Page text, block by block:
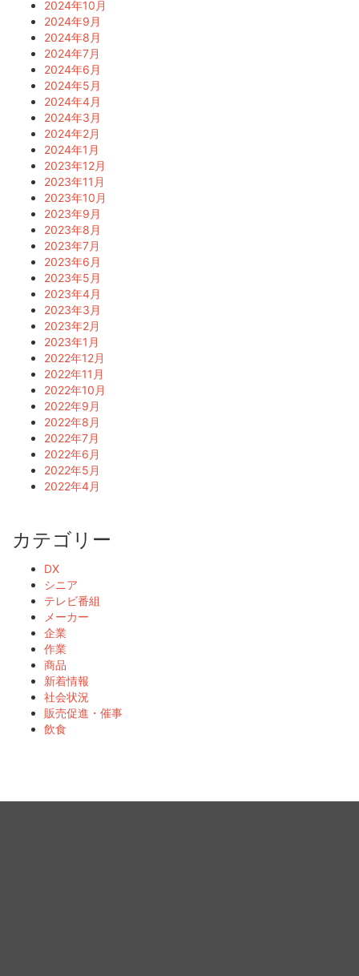
2024年10月
2024年9月
2024年8月
2024年7月
2024年6月
2024年5月
2024年4月
2024年3月
2024年2月
2024年1月
2023年12月
2023年11月
2023年10月
2023年9月
2023年8月
2023年7月
2023年6月
2023年5月
2023年4月
2023年3月
2023年2月
2023年1月
2022年12月
2022年11月
2022年10月
2022年9月
2022年8月
2022年7月
2022年6月
2022年5月
2022年4月
カテゴリー
DX
シニア
テレビ番組
メーカー
企業
作業
商品
新着情報
社会状況
販売促進・催事
飲食